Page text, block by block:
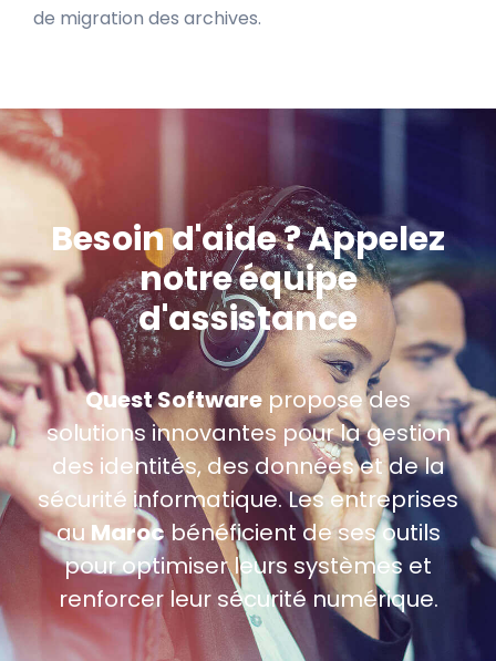
de migration des archives.
Besoin d'aide ? Appelez
notre équipe
d'assistance
Quest Software propose des
solutions innovantes pour la gestion
des identités, des données et de la
sécurité informatique. Les entreprises
au Marocbénéficient de ses outils
pour optimiser leurs systèmes et
renforcer leur sécurité numérique.